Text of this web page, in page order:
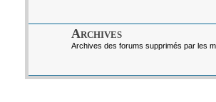
Archives
Archives des forums supprimés par les